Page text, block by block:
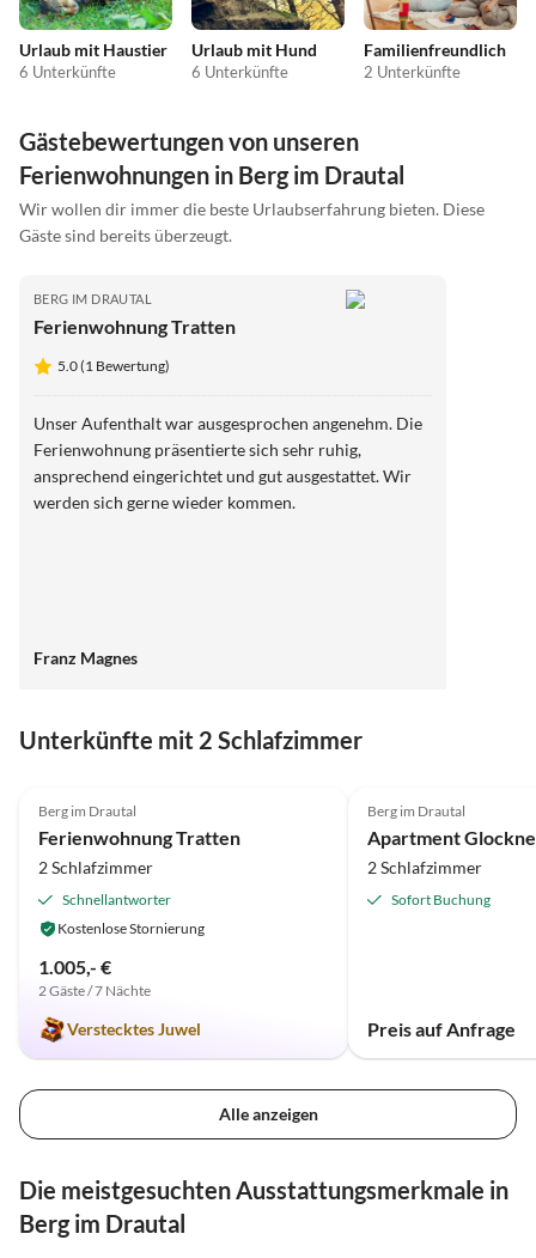
Urlaub mit Haustier
6 Unterkünfte
Urlaub mit Hund
6 Unterkünfte
Familienfreundlich
2 Unterkünfte
Gästebewertungen von unseren
Ferienwohnungen in Berg im Drautal
Wir wollen dir immer die beste Urlaubserfahrung bieten. Diese
Gäste sind bereits überzeugt.
BERG IM DRAUTAL
Ferienwohnung Tratten
5.0 (1 Bewertung)
Unser Aufenthalt war ausgesprochen angenehm. Die
Ferienwohnung präsentierte sich sehr ruhig,
ansprechend eingerichtet und gut ausgestattet. Wir
werden sich gerne wieder kommen.
Franz Magnes
Unterkünfte mit 2 Schlafzimmer
Bergblick
Berg im Drautal
Ferienwohnung Tratten
2 Schlafzimmer
Schnellantworter
Kostenlose Stornierung
1.005,- €
2 Gäste / 7 Nächte
Verstecktes Juwel
Berg im Drautal
Apartment
2 Schlafzimmer
Sofort Buchung
Preis auf Anfrage
Alle anzeigen
Die meistgesuchten Ausstattungsmerkmale in
Berg im Drautal